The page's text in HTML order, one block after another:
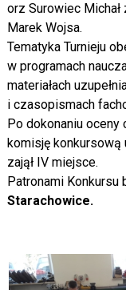
orz Surowiec Michał
Marek Wojsa.
Tematyka Turnieju
w programach
materiałach
i czasopismach
Po dokonaniu
komisję konkursową
zajął IV miejsce.
Patronami Konkursu
Starachowice.